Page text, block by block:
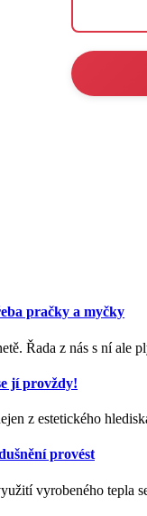
pračky a myčky
Řada z nás s ní
jí provždy!
z estetického
provést
vyrobeného tepla